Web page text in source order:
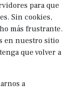
para que
Sin cookies,
más frustrante.
en nuestro sitio
que volver a
a